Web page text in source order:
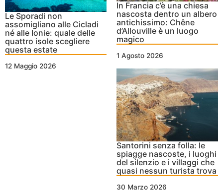
Le Sporadi non
assomigliano alle Cicladi
né alle Ionie: quale delle
quattro isole scegliere
questa estate
12 Maggio 2026
In Francia c’è una chiesa
nascosta dentro un albero
antichissimo: Chêne
d’Allouville è un luogo
magico
1 Agosto 2026
Santorini senza folla: le
spiagge nascoste, i luoghi
del silenzio e i villaggi che
quasi nessun turista trova
30 Marzo 2026